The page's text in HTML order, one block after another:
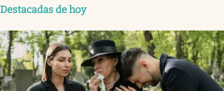
Destacadas de hoy